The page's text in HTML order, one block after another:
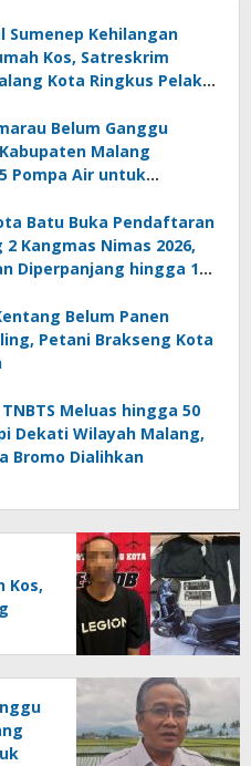
Sumenep Kehilangan
Kos, Satreskrim
Kota Ringkus Pelaku
Belum Ganggu
Malang
Pompa Air untuk
Batu Buka Pendaftaran
2 Kangmas Nimas 2026,
Diperpanjang hingga 15
Belum Panen
Petani Brakseng Kota
Meluas hingga 50
Dekati Wilayah Malang,
Bromo Dialihkan
Kos,